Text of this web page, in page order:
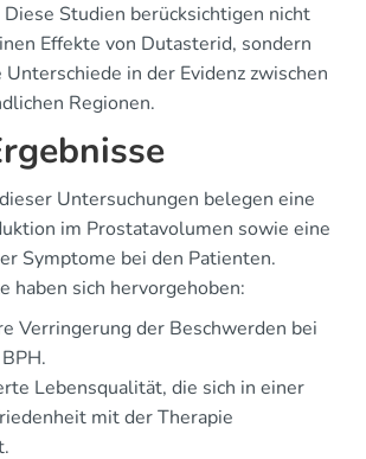
Studien berücksichtigen nicht
Effekte von Dutasterid, sondern
Unterschiede in der Evidenz zwischen
Regionen.
Untersuchungen belegen eine
im Prostatavolumen sowie eine
Symptome bei den Patienten.
haben sich hervorgehoben:
Verringerung der Beschwerden bei
Lebensqualität, die sich in einer
mit der Therapie